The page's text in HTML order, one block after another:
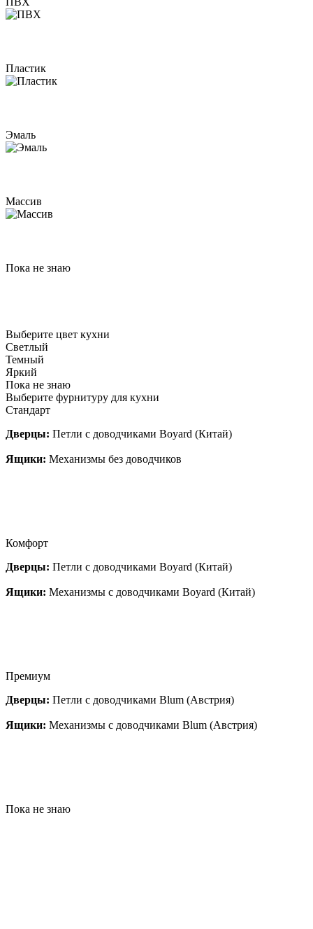
Пластик
Эмаль
Массив
Пока не знаю
Выберите цвет кухни
Светлый
Темный
Яркий
Пока не знаю
Выберите фурнитуру для кухни
Стандарт
Дверцы: Петли с доводчиками Boyard (Китай)
Ящики: Механизмы без доводчиков
Комфорт
Дверцы: Петли с доводчиками Boyard (Китай)
Ящики: Механизмы с доводчиками Boyard (Китай)
Премиум
Дверцы: Петли с доводчиками Blum (Австрия)
Ящики: Механизмы с доводчиками Blum (Австрия)
Пока не знаю